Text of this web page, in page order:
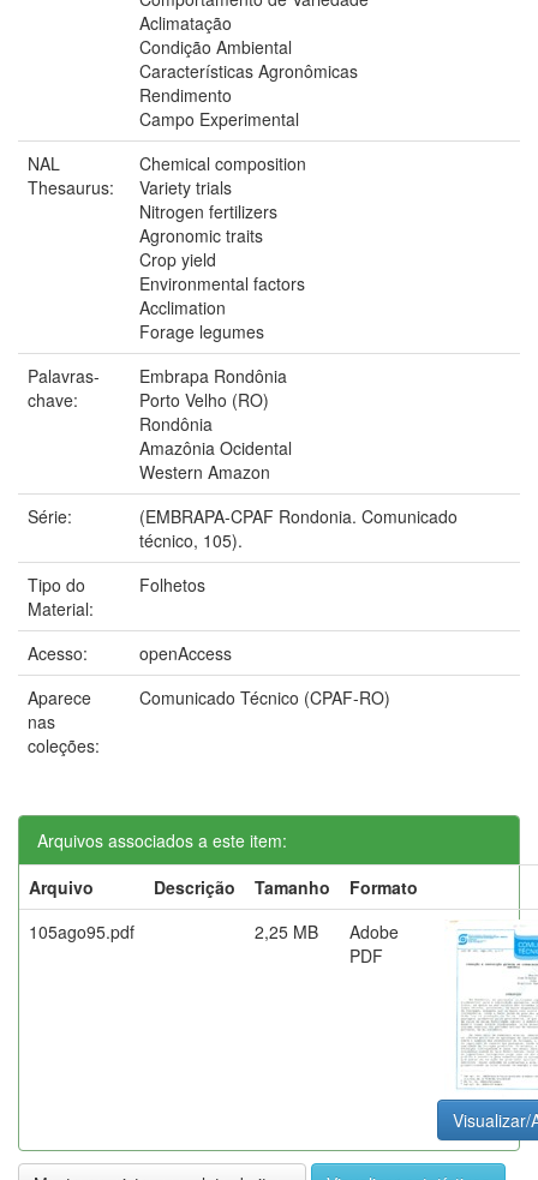
Aclimatação
Condição Ambiental
Características Agronômicas
Rendimento
Campo Experimental
NAL
Thesaurus:
Chemical composition
Variety trials
Nitrogen fertilizers
Agronomic traits
Crop yield
Environmental factors
Acclimation
Forage legumes
Palavras-
chave:
Embrapa Rondônia
Porto Velho (RO)
Rondônia
Amazônia Ocidental
Western Amazon
Série:
(EMBRAPA-CPAF Rondonia. Comunicado
técnico, 105).
Tipo do
Material:
Folhetos
Acesso:
openAccess
Aparece
nas
coleções:
Comunicado Técnico (CPAF-RO)
Arquivos associados a este item:
Arquivo
Descrição Tamanho
Formato
105ago95.pdf
2,25 MB
Adobe
PDF
Visualizar/